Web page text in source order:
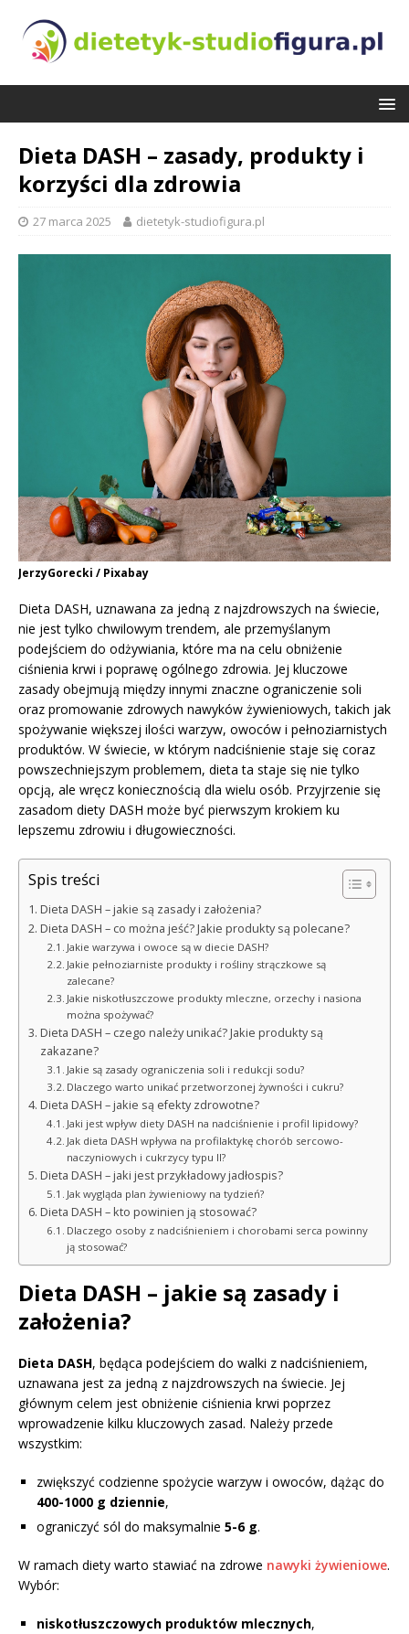
Dieta DASH – zasady, produkty i
korzyści dla zdrowia
27 marca 2025 dietetyk-studiofigura.pl
JerzyGorecki / Pixabay
Dieta DASH, uznawana za jedną z najzdrowszych na świecie,
nie jest tylko chwilowym trendem, ale przemyślanym
podejściem do odżywiania, które ma na celu obniżenie
ciśnienia krwi i poprawę ogólnego zdrowia. Jej kluczowe
zasady obejmują między innymi znaczne ograniczenie soli
oraz promowanie zdrowych nawyków żywieniowych, takich jak
spożywanie większej ilości warzyw, owoców i pełnoziarnistych
produktów. W świecie, w którym nadciśnienie staje się coraz
powszechniejszym problemem, dieta ta staje się nie tylko
opcją, ale wręcz koniecznością dla wielu osób. Przyjrzenie się
zasadom diety DASH może być pierwszym krokiem ku
lepszemu zdrowiu i długowieczności.
Spis treści
Dieta DASH – jakie są zasady i założenia?
Dieta DASH – co można jeść? Jakie produkty są polecane?
Jakie warzywa i owoce są w diecie DASH?
Jakie pełnoziarniste produkty i rośliny strączkowe są
zalecane?
Jakie niskotłuszczowe produkty mleczne, orzechy i nasiona
można spożywać?
Dieta DASH – czego należy unikać? Jakie produkty są
zakazane?
Jakie są zasady ograniczenia soli i redukcji sodu?
Dlaczego warto unikać przetworzonej żywności i cukru?
Dieta DASH – jakie są efekty zdrowotne?
Jaki jest wpływ diety DASH na nadciśnienie i profil lipidowy?
Jak dieta DASH wpływa na profilaktykę chorób sercowo-
naczyniowych i cukrzycy typu II?
Dieta DASH – jaki jest przykładowy jadłospis?
Jak wygląda plan żywieniowy na tydzień?
Dieta DASH – kto powinien ją stosować?
Dlaczego osoby z nadciśnieniem i chorobami serca powinny
ją stosować?
Dieta DASH – jakie są zasady i
założenia?
Dieta DASH, będąca podejściem do walki z nadciśnieniem,
uznawana jest za jedną z najzdrowszych na świecie. Jej
głównym celem jest obniżenie ciśnienia krwi poprzez
wprowadzenie kilku kluczowych zasad. Należy przede
wszystkim:
zwiększyć codzienne spożycie warzyw i owoców, dążąc do
400-1000 g dziennie,
ograniczyć sól do maksymalnie 5-6 g.
W ramach diety warto stawiać na zdrowe nawyki żywieniowe.
Wybór:
niskotłuszczowych produktów mlecznych,